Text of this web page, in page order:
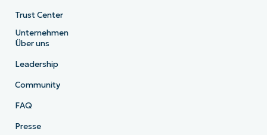
Trust Center
Unternehmen
Über uns
Leadership
Community
FAQ
Presse